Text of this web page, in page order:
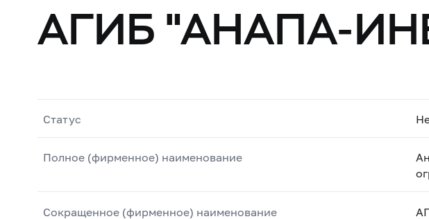
АГИБ "АНАПА-
Статус
Полное (фирменное) наименование
Сокращенное (фирменное) наименование